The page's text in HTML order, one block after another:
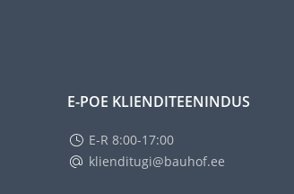
E-POE KLIENDITEENINDUS
E-R 8:00-17:00
klienditugi@bauhof.ee